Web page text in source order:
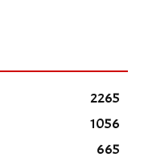
2265
1056
665